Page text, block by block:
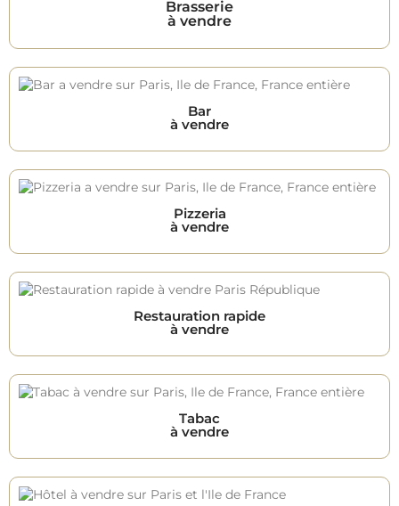
Brasserie
à vendre
Bar
à vendre
Pizzeria
à vendre
Restauration rapide
à vendre
Tabac
à vendre